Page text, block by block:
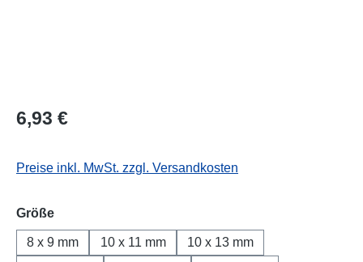
Regulärer Preis:
6,93 €
Preise inkl. MwSt. zzgl. Versandkosten
Größeauswählen
8 x 9 mm 10 x 11 mm
10 x 13 mm